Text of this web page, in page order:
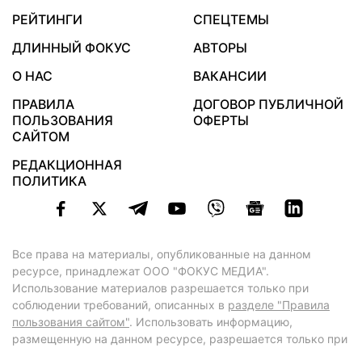
РЕЙТИНГИ
СПЕЦТЕМЫ
ДЛИННЫЙ ФОКУС
АВТОРЫ
О НАС
ВАКАНСИИ
ПРАВИЛА
ПОЛЬЗОВАНИЯ
САЙТОМ
ДОГОВОР ПУБЛИЧНОЙ
ОФЕРТЫ
РЕДАКЦИОННАЯ
ПОЛИТИКА
Все права на материалы, опубликованные на данном
ресурсе, принадлежат ООО "ФОКУС МЕДИА".
Использование материалов разрешается только при
соблюдении требований, описанных в разделе "Правила
пользования сайтом". Использовать информацию,
размещенную на данном ресурсе, разрешается только при